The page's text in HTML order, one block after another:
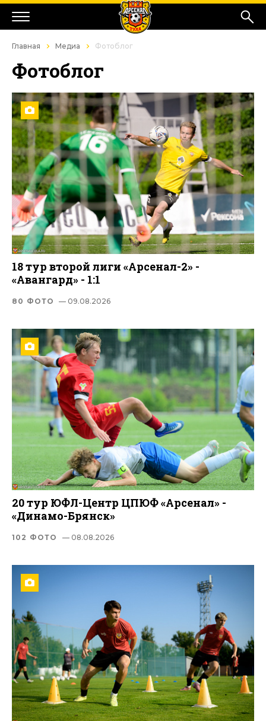
Главная Медиа Фотоблог
Фотоблог
18 тур второй лиги «Арсенал-2» -
«Авангард» - 1:1
80 ФОТО — 09.08.2026
20 тур ЮФЛ-Центр ЦПЮФ «Арсенал» -
«Динамо-Брянск»
102 ФОТО — 08.08.2026